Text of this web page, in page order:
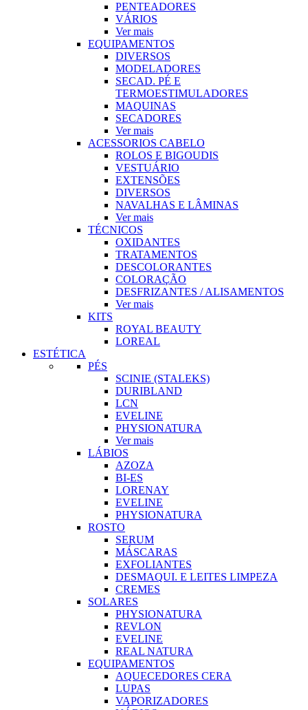
PENTEADORES
VÁRIOS
Ver mais
EQUIPAMENTOS
DIVERSOS
MODELADORES
SECAD. PÉ E
TERMOESTIMULADORES
MAQUINAS
SECADORES
Ver mais
ACESSORIOS CABELO
ROLOS E BIGOUDIS
VESTUÁRIO
EXTENSÕES
DIVERSOS
NAVALHAS E LÂMINAS
Ver mais
TÉCNICOS
OXIDANTES
TRATAMENTOS
DESCOLORANTES
COLORAÇÃO
DESFRIZANTES / ALISAMENTOS
Ver mais
KITS
ROYAL BEAUTY
LOREAL
ESTÉTICA
PÉS
SCINIE (STALEKS)
DURIBLAND
LCN
EVELINE
PHYSIONATURA
Ver mais
LÁBIOS
AZOZA
BI-ES
LORENAY
EVELINE
PHYSIONATURA
ROSTO
SERUM
MÁSCARAS
EXFOLIANTES
DESMAQUI. E LEITES LIMPEZA
CREMES
SOLARES
PHYSIONATURA
REVLON
EVELINE
REAL NATURA
EQUIPAMENTOS
AQUECEDORES CERA
LUPAS
VAPORIZADORES